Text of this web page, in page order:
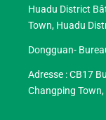
Huadu District
Town, Huadu
Dongguan-
Adresse : CB17
Changping